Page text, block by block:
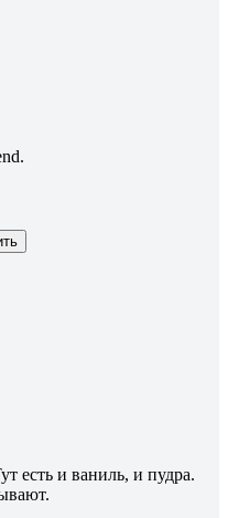
есть и ваниль, и пудра.